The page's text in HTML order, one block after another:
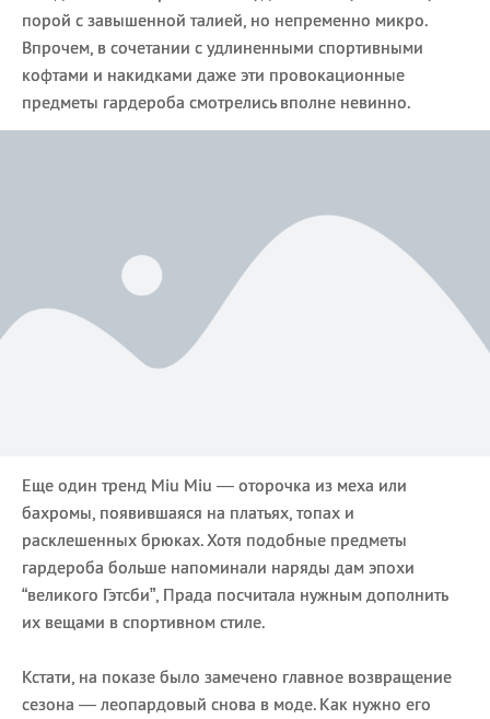
порой с завышенной талией, но непременно микро.
Впрочем, в сочетании с удлиненными спортивными
кофтами и накидками даже эти провокационные
предметы гардероба смотрелись вполне невинно.
Еще один тренд Miu Miu — оторочка из меха или
бахромы, появившаяся на платьях, топах и
расклешенных брюках. Хотя подобные предметы
гардероба больше напоминали наряды дам эпохи
“великого Гэтсби”, Прада посчитала нужным дополнить
их вещами в спортивном стиле.
Кстати, на показе было замечено главное возвращение
сезона — леопардовый снова в моде. Как нужно его